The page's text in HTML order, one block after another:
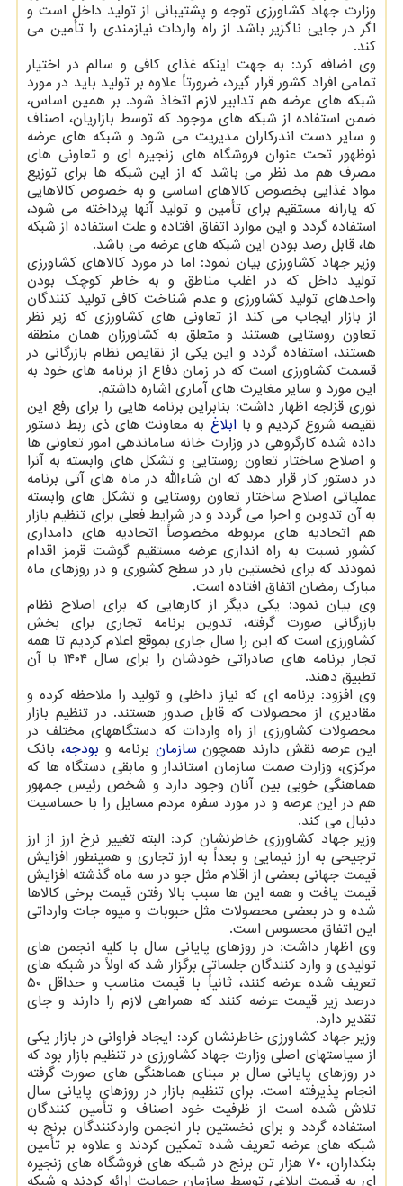
وزارت جهاد کشاورزی توجه و پشتیبانی از تولید داخل است و
اگر در جایی ناگزیر باشد از راه واردات نیازمندی را تأمین می
کند.
وی اضافه کرد: به جهت اینکه غذای کافی و سالم در اختیار
تمامی افراد کشور قرار گیرد، ضرورتاً علاوه بر تولید باید در مورد
شبکه های عرضه هم تدابیر لازم اتخاذ شود. بر همین اساس،
ضمن استفاده از شبکه های موجود که توسط بازاریان، اصناف
و سایر دست اندرکاران مدیریت می شود و شبکه های عرضه
نوظهور تحت عنوان فروشگاه های زنجیره ای و تعاونی های
مصرف هم مد نظر می باشد که از این شبکه ها برای توزیع
مواد غذایی بخصوص کالاهای اساسی و به خصوص کالاهایی
که یارانه مستقیم برای تأمین و تولید آنها پرداخته می شود،
استفاده گردد و این موارد اتفاق افتاده و علت استفاده از شبکه
ها، قابل رصد بودن این شبکه های عرضه می باشد.
وزیر جهاد کشاورزی بیان نمود: اما در مورد کالاهای کشاورزی
تولید داخل که در اغلب مناطق و به خاطر کوچک بودن
واحدهای تولید کشاورزی و عدم شناخت کافی تولید کنندگان
از بازار ایجاب می کند از تعاونی های کشاورزی که زیر نظر
تعاون روستایی هستند و متعلق به کشاورزان همان منطقه
هستند، استفاده گردد و این یکی از نقایص نظام بازرگانی در
قسمت کشاورزی است که در زمان دفاع از برنامه های خود به
این مورد و سایر مغایرت های آماری اشاره داشتم.
نوری قزلجه اظهار داشت: بنابراین برنامه هایی را برای رفع این
نقیصه شروع کردیم و با ابلاغ به معاونت های ذی ربط دستور
داده شده کارگروهی در وزارت خانه ساماندهی امور تعاونی ها
و اصلاح ساختار تعاون روستایی و تشکل های وابسته به آنرا
در دستور کار قرار دهد که ان شاءالله در ماه های آتی برنامه
عملیاتی اصلاح ساختار تعاون روستایی و تشکل های وابسته
به آن تدوین و اجرا می گردد و در شرایط فعلی برای تنظیم بازار
هم اتحادیه های مربوطه مخصوصاً اتحادیه های دامداری
کشور نسبت به راه اندازی عرضه مستقیم گوشت قرمز اقدام
نمودند که برای نخستین بار در سطح کشوری و در روزهای ماه
مبارک رمضان اتفاق افتاده است.
وی بیان نمود: یکی دیگر از کارهایی که برای اصلاح نظام
بازرگانی صورت گرفته، تدوین برنامه تجاری برای بخش
کشاورزی است که این را سال جاری بموقع اعلام کردیم تا همه
تجار برنامه های صادراتی خودشان را برای سال ۱۴۰۴ با آن
تطبیق دهند.
وی افزود: برنامه ای که نیاز داخلی و تولید را ملاحظه کرده و
مقادیری از محصولات که قابل صدور هستند. در تنظیم بازار
محصولات کشاورزی از راه واردات که دستگاههای مختلف در
این عرصه نقش دارند همچون سازمان برنامه و بودجه، بانک
مرکزی، وزارت صمت سازمان استاندار و مابقی دستگاه ها که
هماهنگی خوبی بین آنان وجود دارد و شخص رئیس جمهور
هم در این عرصه و در مورد سفره مردم مسایل را با حساسیت
دنبال می کند.
وزیر جهاد کشاورزی خاطرنشان کرد: البته تغییر نرخ ارز از ارز
ترجیحی به ارز نیمایی و بعداً به ارز تجاری و همینطور افزایش
قیمت جهانی بعضی از اقلام مثل جو در سه ماه گذشته افزایش
قیمت یافت و همه این ها سبب بالا رفتن قیمت برخی کالاها
شده و در بعضی محصولات مثل حبوبات و میوه جات وارداتی
این اتفاق محسوس است.
وی اظهار داشت: در روزهای پایانی سال با کلیه انجمن های
تولیدی و وارد کنندگان جلساتی برگزار شد که اولاً در شبکه های
تعریف شده عرضه کنند، ثانیاً با قیمت مناسب و حداقل ۵۰
درصد زیر قیمت عرضه کنند که همراهی لازم را دارند و جای
تقدیر دارد.
وزیر جهاد کشاورزی خاطرنشان کرد: ایجاد فراوانی در بازار یکی
از سیاستهای اصلی وزارت جهاد کشاورزی در تنظیم بازار بود که
در روزهای پایانی سال بر مبنای هماهنگی های صورت گرفته
انجام پذیرفته است. برای تنظیم بازار در روزهای پایانی سال
تلاش شده است از ظرفیت خود اصناف و تأمین کنندگان
استفاده گردد و برای نخستین بار انجمن واردکنندگان برنج به
شبکه های عرضه تعریف شده تمکین کردند و علاوه بر تأمین
بنکداران، ۷۰ هزار تن برنج در شبکه های فروشگاه های زنجیره
ای به قیمت ابلاغی توسط سازمان حمایت ارائه کردند و شبکه